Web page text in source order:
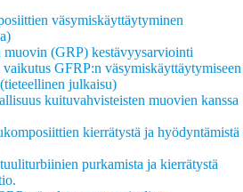
väsymiskäyttäytyminen
muovin (GRP) kestävyysarviointi
GFRP:n väsymiskäyttäytymiseen
julkaisu)
kuituvahvisteisten muovien kanssa
kierrätystä ja hyödyntämistä
purkamista ja kierrätystä